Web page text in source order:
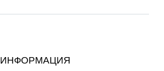
ИНФОРМАЦИЯ